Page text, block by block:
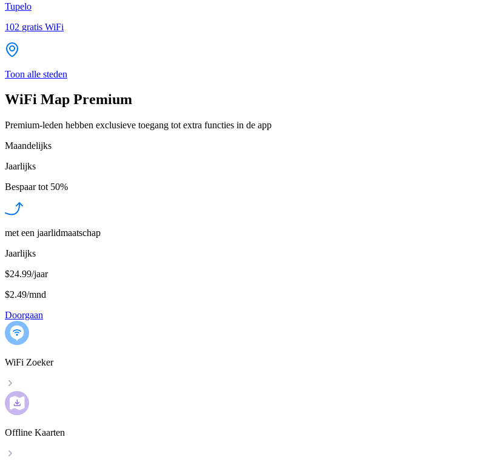
Tupelo
102 gratis WiFi
Toon alle steden
WiFi Map Premium
Premium-leden hebben exclusieve toegang tot extra functies in de app
Maandelijks
Jaarlijks
Bespaar tot 50%
met een jaarlidmaatschap
Jaarlijks
$24.99/jaar
$2.49/mnd
Doorgaan
WiFi Zoeker
Offline Kaarten